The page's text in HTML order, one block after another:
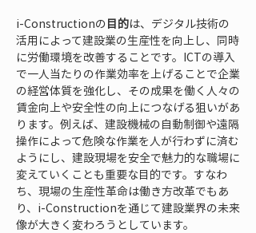
i-Constructionの 目的は、デジタル技術の
活用によって建設業の生産性を向上し、同時
に労働環境を改善することです。ICTの導入
で一人当たりの作業効率を上げることで企業
の経営体質を強化し、その成果を働く人々の
賃金向上や安全性の向上につなげる狙いがあ
ります。例えば、建設機械の自動制御や遠隔
操作によって危険な作業を人が行わずに済む
ようにし、建設現場を安全で魅力的な職場に
変えていくことも重要な目的です。すなわ
ち、現場の生産性革命は働き方改革でもあ
り、i-Constructionを通じて建設業界の未来
像が大きく変わろうとしています。